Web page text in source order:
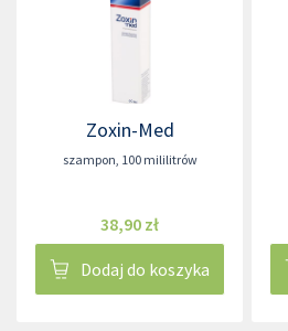
Zoxin-Med
szampon, 100 mililitrów
38,90 zł
Dodaj do koszyka